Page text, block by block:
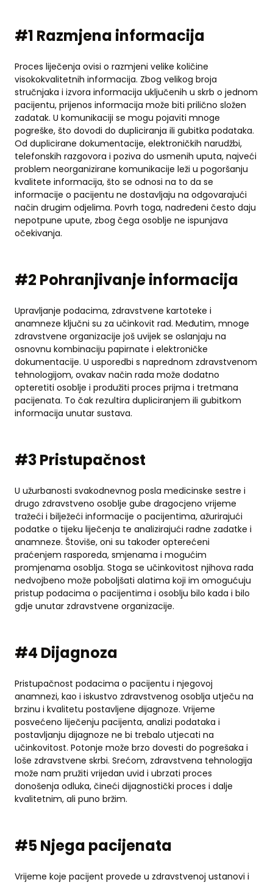
#1 Razmjena informacija
Proces liječenja ovisi o razmjeni velike količine
visokokvalitetnih informacija. Zbog velikog broja
stručnjaka i izvora informacija uključenih u skrb o jednom
pacijentu, prijenos informacija može biti prilično složen
zadatak. U komunikaciji se mogu pojaviti mnoge
pogreške, što dovodi do dupliciranja ili gubitka podataka.
Od duplicirane dokumentacije, elektroničkih narudžbi,
telefonskih razgovora i poziva do usmenih uputa, najveći
problem neorganizirane komunikacije leži u pogoršanju
kvalitete informacija, što se odnosi na to da se
informacije o pacijentu ne dostavljaju na odgovarajući
način drugim odjelima. Povrh toga, nadređeni često daju
nepotpune upute, zbog čega osoblje ne ispunjava
očekivanja.
#2 Pohranjivanje informacija
Upravljanje podacima, zdravstvene kartoteke i
anamneze ključni su za učinkovit rad. Međutim, mnoge
zdravstvene organizacije još uvijek se oslanjaju na
osnovnu kombinaciju papirnate i elektroničke
dokumentacije. U usporedbi s naprednom zdravstvenom
tehnologijom, ovakav način rada može dodatno
opteretiti osoblje i produžiti proces prijma i tretmana
pacijenata. To čak rezultira dupliciranjem ili gubitkom
informacija unutar sustava.
#3 Pristupačnost
U užurbanosti svakodnevnog posla medicinske sestre i
drugo zdravstveno osoblje gube dragocjeno vrijeme
tražeći i bilježeći informacije o pacijentima, ažurirajući
podatke o tijeku liječenja te analizirajući radne zadatke i
anamneze. Štoviše, oni su također opterećeni
praćenjem rasporeda, smjenama i mogućim
promjenama osoblja. Stoga se učinkovitost njihova rada
nedvojbeno može poboljšati alatima koji im omogućuju
pristup podacima o pacijentima i osoblju bilo kada i bilo
gdje unutar zdravstvene organizacije.
#4 Dijagnoza
Pristupačnost podacima o pacijentu i njegovoj
anamnezi, kao i iskustvo zdravstvenog osoblja utječu na
brzinu i kvalitetu postavljene dijagnoze. Vrijeme
posvećeno liječenju pacijenta, analizi podataka i
postavljanju dijagnoze ne bi trebalo utjecati na
učinkovitost. Potonje može brzo dovesti do pogrešaka i
loše zdravstvene skrbi. Srećom, zdravstvena tehnologija
može nam pružiti vrijedan uvid i ubrzati proces
donošenja odluka, čineći dijagnostički proces i dalje
kvalitetnim, ali puno bržim.
#5 Njega pacijenata
Vrijeme koje pacijent provede u zdravstvenoj ustanovi i